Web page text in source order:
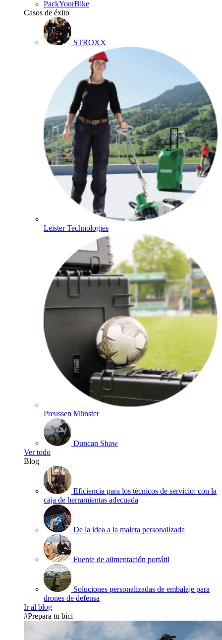
PackYourBike
Casos de éxito
STROXX
Leister Technologies
Preussen Münster
Duncan Shaw
Ver todo
Blog
Eficiencia para los técnicos de servicio: con la
caja de herramientas adecuada
De la idea a la maleta personalizada
Fuente de alimentación portátil
Soluciones personalizadas de embalaje para
drones de defensa
Ir al blog
#Prepara tu bici